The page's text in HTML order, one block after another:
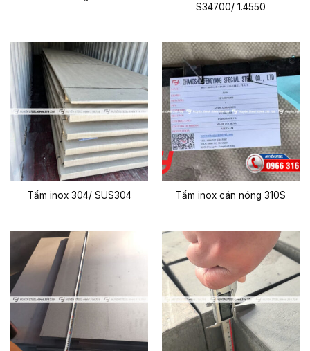
S34700/ 1.4550
Tấm inox 304/ SUS304 Tấm inox cán nóng 310S